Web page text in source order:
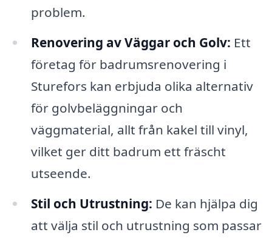
problem.
Renovering av Väggar och Golv: Ett
företag för badrumsrenovering i
Sturefors kan erbjuda olika alternativ
för golvbeläggningar och
väggmaterial, allt från kakel till vinyl,
vilket ger ditt badrum ett fräscht
utseende.
Stil och Utrustning: De kan hjälpa dig
att välja stil och utrustning som passar